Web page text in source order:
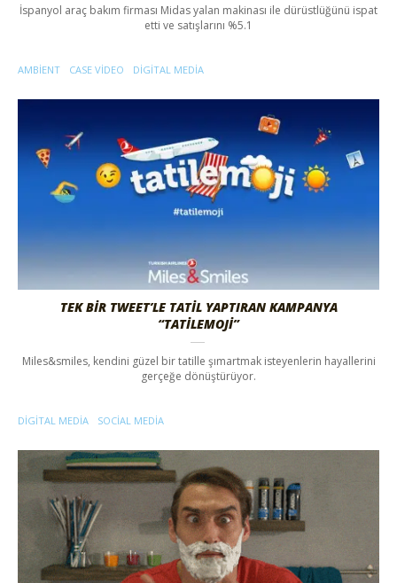
İspanyol araç bakım firması Midas yalan makinası ile dürüstlüğünü ispat
etti ve satışlarını %5.1
AMBIENT CASE VIDEO DIGITAL MEDIA
TEK BİR TWEET’LE TATİL YAPTIRAN KAMPANYA
“TATİLEMOJİ”
Miles&smiles, kendini güzel bir tatille şımartmak isteyenlerin hayallerini
gerçeğe dönüştürüyor.
DIGITAL MEDIA SOCIAL MEDIA